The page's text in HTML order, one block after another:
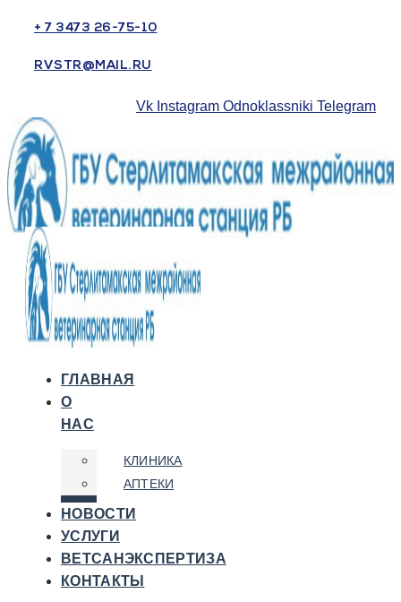
+ 7 3473 26-75-10
RVSTR@MAIL.RU
Vk Instagram Odnoklassniki Telegram
ГЛАВНАЯ
О
НАС
КЛИНИКА
АПТЕКИ
НОВОСТИ
УСЛУГИ
ВЕТСАНЭКСПЕРТИЗА
КОНТАКТЫ